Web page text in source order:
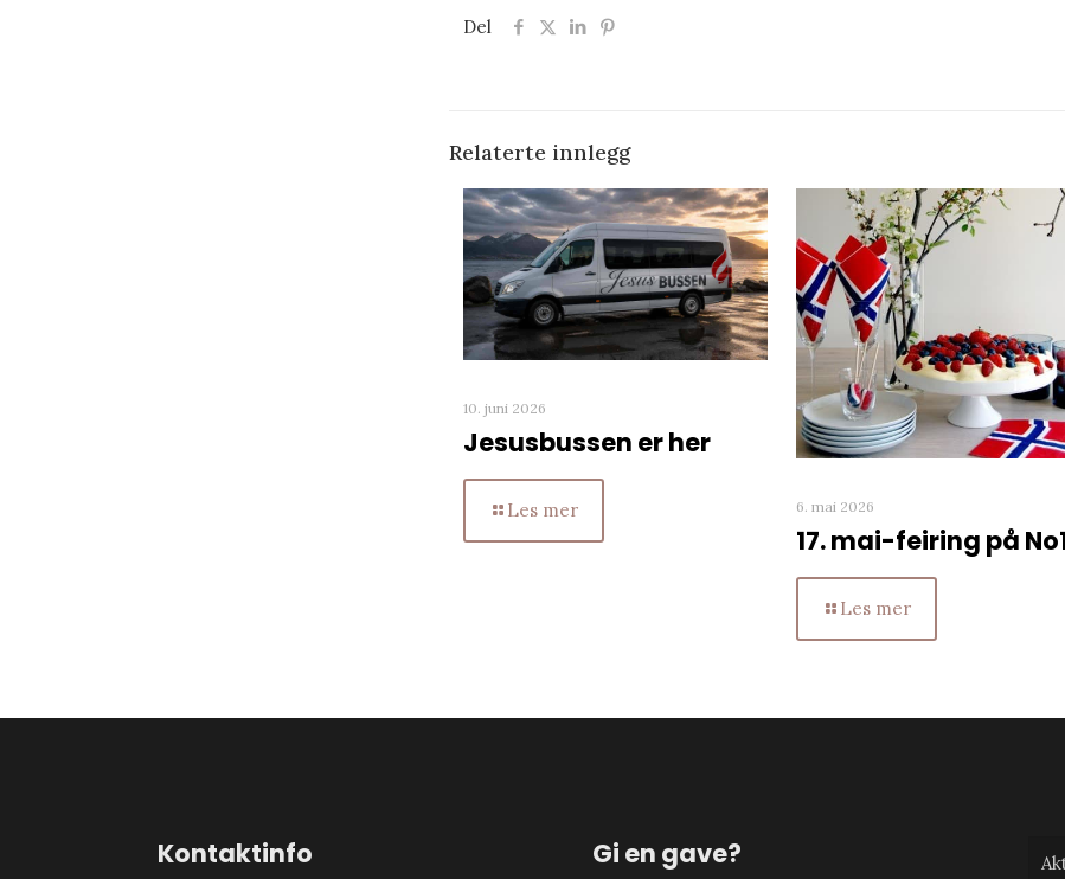
Del
Relaterte innlegg
10. juni 2026
Jesusbussen er her
Les mer 6. mai 2026
17. mai-feiring på
Les mer
Kontaktinfo Gi en gave?